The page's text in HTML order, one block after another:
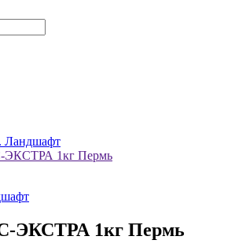
Ландшафт
1кг Пермь
1кг Пермь